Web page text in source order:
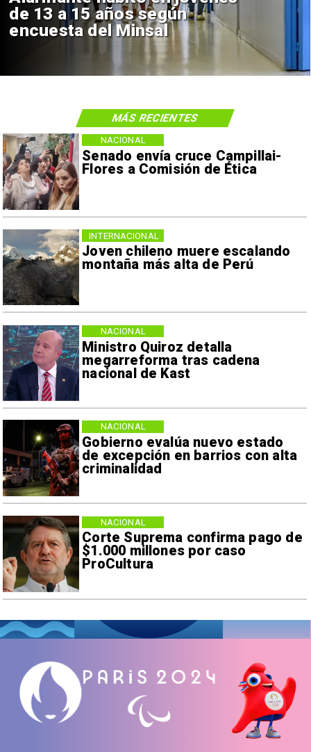
de 13 a 15 años según
encuesta del Minsal
Senado envía cruce Campillai-
Flores a Comisión de Ética
NACIONAL
Joven chileno muere escalando
montaña más alta de Perú
INTERNACIONAL
Ministro Quiroz detalla
megarreforma tras cadena
nacional de Kast
NACIONAL
Gobierno evalúa nuevo estado
de excepción en barrios con alta
criminalidad
NACIONAL
Corte Suprema confirma pago de
$1.000 millones por caso
ProCultura
NACIONAL
MÁS RECIENTES